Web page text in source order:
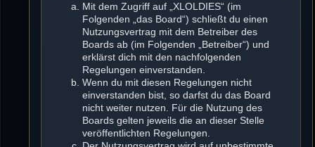
Mit dem Zugriff auf „XLOLDIES“ (im
Folgenden „das Board“) schließt du einen
Nutzungsvertrag mit dem Betreiber des
Boards ab (im Folgenden „Betreiber“) und
erklärst dich mit den nachfolgenden
Regelungen einverstanden.
Wenn du mit diesen Regelungen nicht
einverstanden bist, so darfst du das Board
nicht weiter nutzen. Für die Nutzung des
Boards gelten jeweils die an dieser Stelle
veröffentlichten Regelungen.